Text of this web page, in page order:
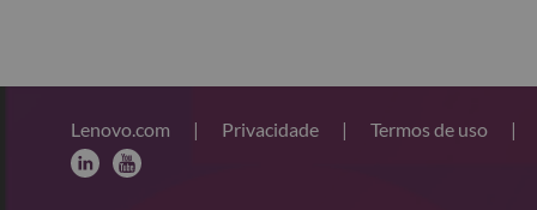
Lenovo.com | Privacidade | Termos de uso |